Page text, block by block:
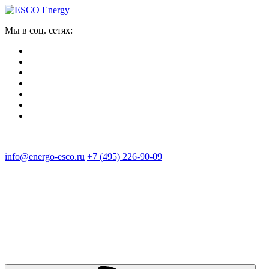
Мы в соц. сетях:
info@energo-esco.ru +7 (495) 226-90-09